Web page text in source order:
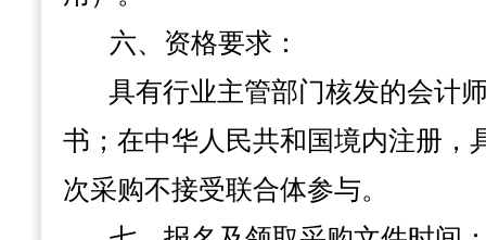
六、 资格要求：
具有行业主管部门核发的会计
书；在中华人民共和国境内注册，
次采购不接受联合体参与。